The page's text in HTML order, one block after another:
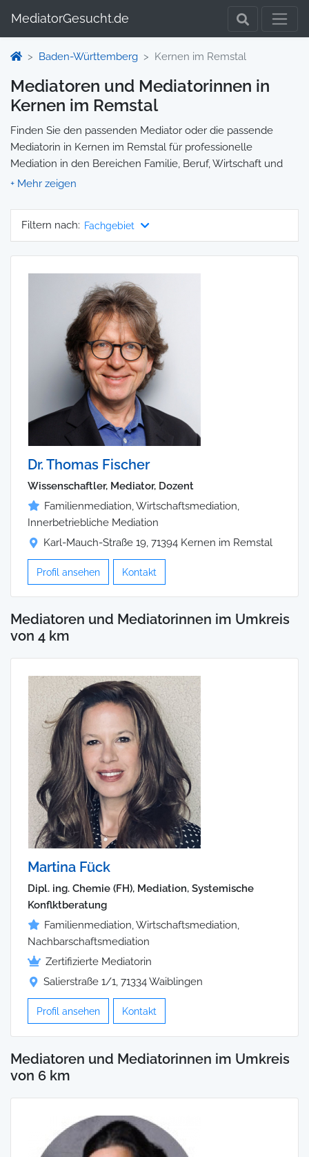
MediatorGesucht.de
Baden-Württemberg Kernen im Remstal
Mediatoren und Mediatorinnen in
Kernen im Remstal
Finden Sie den passenden Mediator oder die passende
Mediatorin in Kernen im Remstal für professionelle
Mediation in den Bereichen Familie, Beruf, Wirtschaft und
mehr. Jedes Profil enthält Informationen zu Qualifikationen
für Ihre Mediation auswählen und direkt kontaktieren
können. Wir selbst vermitteln keine Mediationen, sondern
Filtern nach: Fachgebiet
Dr. Thomas Fischer
Wissenschaftler, Mediator, Dozent
Familienmediation, Wirtschaftsmediation,
Innerbetriebliche Mediation
Karl-Mauch-Straße 19, 71394 Kernen im Remstal
Profil ansehen Kontakt
Mediatoren und Mediatorinnen im Umkreis
von 4 km
Martina Fück
Dipl. ing. Chemie (FH), Mediation, Systemische
Konflktberatung
Familienmediation, Wirtschaftsmediation,
Nachbarschaftsmediation
Zertifizierte Mediatorin
Salierstraße 1/1, 71334 Waiblingen
Profil ansehen Kontakt
Mediatoren und Mediatorinnen im Umkreis
von 6 km